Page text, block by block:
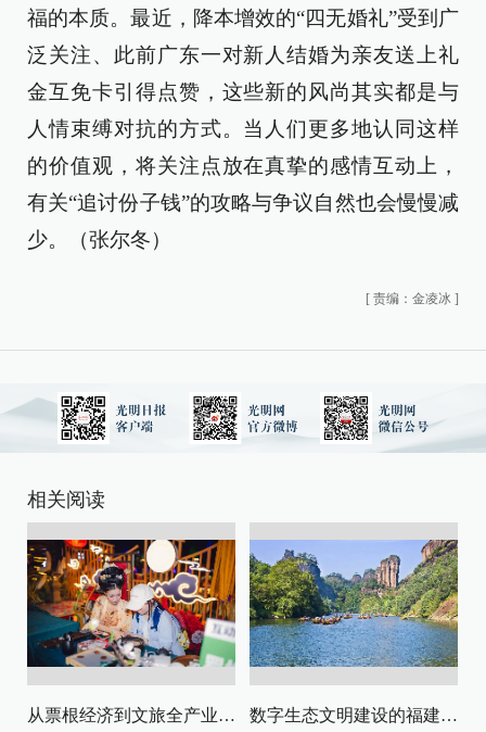
福的本质。最近，降本增效的“四无婚礼”受到广
泛关注、此前广东一对新人结婚为亲友送上礼
金互免卡引得点赞，这些新的风尚其实都是与
人情束缚对抗的方式。当人们更多地认同这样
的价值观，将关注点放在真挚的感情互动上，
有关“追讨份子钱”的攻略与争议自然也会慢慢减
少。（张尔冬）
[ 责编：金凌冰 ]
相关阅读
从票根经济到文旅全产业链升级 数字生态文明建设的福建路径与启示